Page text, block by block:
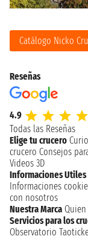
Catálogo Nicko
Reseñas
4.9
Todas las Reseñas
Elige tu crucero
crucero Consejos
Videos 3D
Informaciones Utiles
Informaciones
con nosotros
Nuestra Marca
Servicios para los
Observatorio